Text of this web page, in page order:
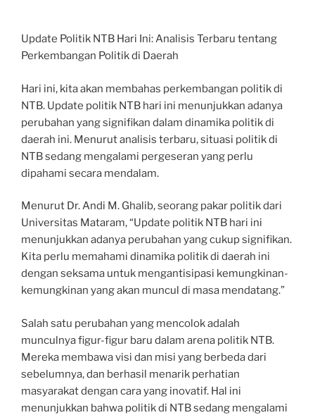
Update Politik NTB Hari Ini: Analisis Terbaru tentang
Perkembangan Politik di Daerah
Hari ini, kita akan membahas perkembangan politik di
NTB. Update politik NTB hari ini menunjukkan adanya
perubahan yang signifikan dalam dinamika politik di
daerah ini. Menurut analisis terbaru, situasi politik di
NTB sedang mengalami pergeseran yang perlu
dipahami secara mendalam.
Menurut Dr. Andi M. Ghalib, seorang pakar politik dari
Universitas Mataram, “Update politik NTB hari ini
menunjukkan adanya perubahan yang cukup signifikan.
Kita perlu memahami dinamika politik di daerah ini
dengan seksama untuk mengantisipasi kemungkinan-
kemungkinan yang akan muncul di masa mendatang.”
Salah satu perubahan yang mencolok adalah
munculnya figur-figur baru dalam arena politik NTB.
Mereka membawa visi dan misi yang berbeda dari
sebelumnya, dan berhasil menarik perhatian
masyarakat dengan cara yang inovatif. Hal ini
menunjukkan bahwa politik di NTB sedang mengalami